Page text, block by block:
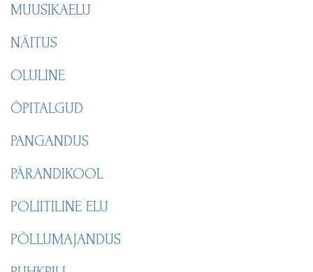
MUUSIKAELU
NÄITUS
OLULINE
ÕPITALGUD
PANGANDUS
PÄRANDIKOOL
POLIITILINE ELU
PÕLLUMAJANDUS